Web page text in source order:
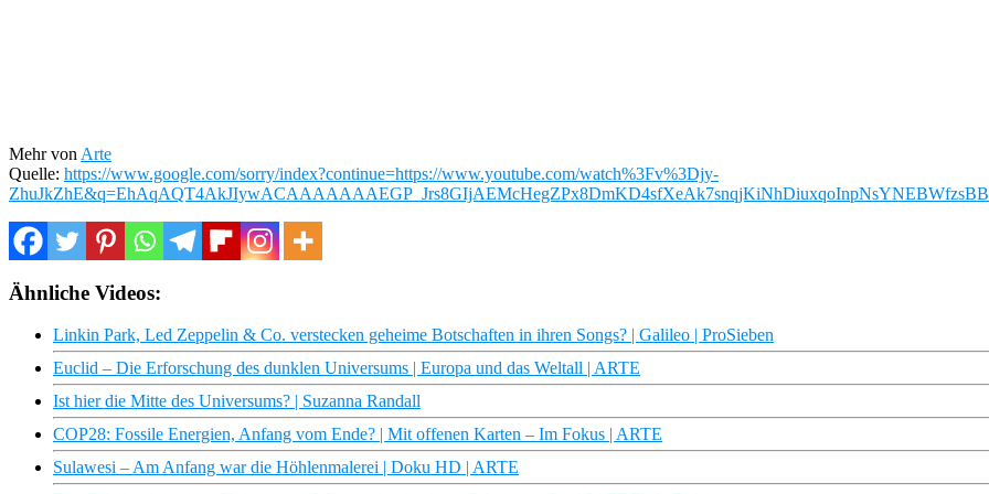
Mehr von Arte
Quelle: https://www.google.com/sorry/index?continue=https://www.youtube.com/watch%3Fv%3Djy-
Ähnliche Videos:
Linkin Park, Led Zeppelin & Co. verstecken geheime Botschaften in ihren Songs? | Galileo | ProSieben
Euclid – Die Erforschung des dunklen Universums | Europa und das Weltall | ARTE
Ist hier die Mitte des Universums? | Suzanna Randall
COP28: Fossile Energien, Anfang vom Ende? | Mit offenen Karten – Im Fokus | ARTE
Sulawesi – Am Anfang war die Höhlenmalerei | Doku HD | ARTE